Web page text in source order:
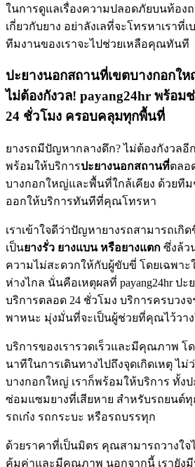
ในการดูแลเรื่องความปลอดภัยบนท้อง
เกี่ยวกับยาง อย่าลังเลที่จะโทรหาเราที่เ
ทีมงานของเราจะไปช่วยเหลือคุณทันที
ปะยางนอกสถานที่เขตบางกอกใ
ไม่ต้องกังวล! payang24hr พร้อ
24 ชั่วโมง ครอบคลุมทุกพื้นที่
ยางรถมีปัญหากลางดึก? ไม่ต้องกังวลอีก
พร้อมให้บริการปะยางนอกสถานที่ตลอ
บางกอกใหญ่และพื้นที่ใกล้เคียง ด้วยที
ออกให้บริการทันทีที่คุณโทรหา
เราเข้าใจดีว่าปัญหายางรถสามารถเกิ
เป็นยางรั่ว ยางแบน หรือยางแตก ซึ่งล้ว
ความไม่สะดวกให้กับผู้ขับขี่ โดยเฉพา
ห่างไกล นั่นคือเหตุผลที่ payang24hr ป
บริการตลอด 24 ชั่วโมง บริการครบวง
พาหนะ มุ่งมั่นที่จะเป็นผู้ช่วยที่คุณไว้วา
บริการของเรารวดเร็วและมีคุณภาพ โด
นาทีในการเดินทางไปถึงจุดเกิดเหตุ ไ
บางกอกใหญ่ เราก็พร้อมให้บริการ ทั้งป
ซ่อมแซมยางที่เสียหาย สําหรับรถยนต์ทุ
รถเก๋ง รถกระบะ หรือรถบรรทุก
ด้วยราคาที่เป็นมิตร คุณสามารถวางใจ
คุ้มค่าและมีคุณภาพ นอกจากนี้ เรายังมี